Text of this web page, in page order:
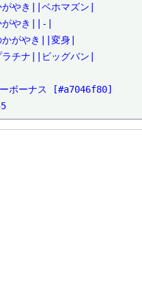
やき||ベホマズン|
がやき||-|
がやき||変身|
チナ||ビッグバン|
ボーナス [#a7046f80]